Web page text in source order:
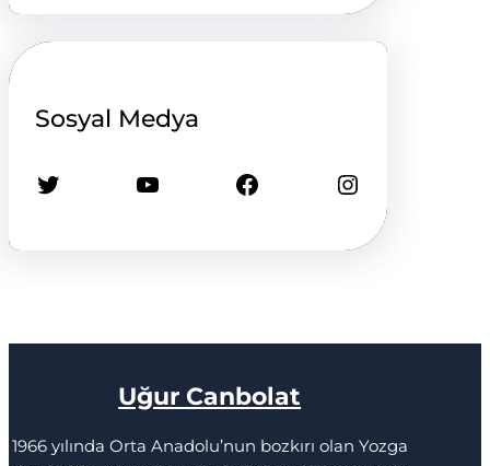
Sosyal Medya
Twitter YouTube Facebook Instagram
Uğur Canbolat
1966 yılında Orta Anadolu’nun bozkırı olan Yozga